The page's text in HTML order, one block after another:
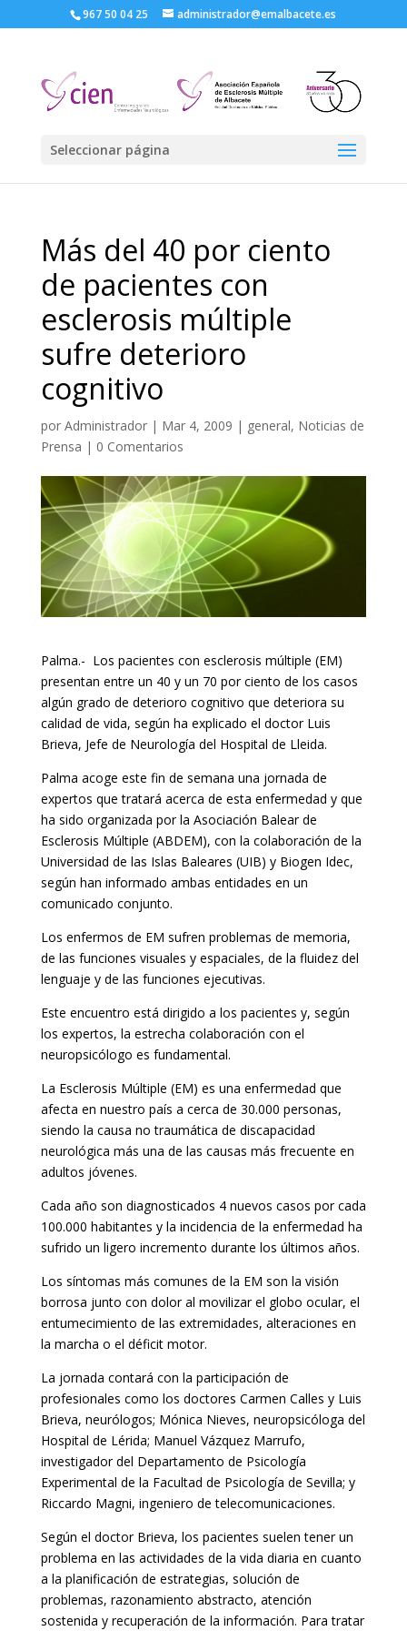
967 50 04 25 administrador@emalbacete.es
Seleccionar página
Más del 40 por ciento
de pacientes con
esclerosis múltiple
sufre deterioro
cognitivo
por Administrador| Mar 4, 2009 | general, Noticias de
Prensa | 0 Comentarios
Palma.- Los pacientes con esclerosis múltiple (EM)
presentan entre un 40 y un 70 por ciento de los casos
algún grado de deterioro cognitivo que deteriora su
calidad de vida, según ha explicado el doctor Luis
Brieva, Jefe de Neurología del Hospital de Lleida.
Palma acoge este fin de semana una jornada de
expertos que tratará acerca de esta enfermedad y que
ha sido organizada por la Asociación Balear de
Esclerosis Múltiple (ABDEM), con la colaboración de la
Universidad de las Islas Baleares (UIB) y Biogen Idec,
según han informado ambas entidades en un
comunicado conjunto.
Los enfermos de EM sufren problemas de memoria,
de las funciones visuales y espaciales, de la fluidez del
lenguaje y de las funciones ejecutivas.
Este encuentro está dirigido a los pacientes y, según
los expertos, la estrecha colaboración con el
neuropsicólogo es fundamental.
La Esclerosis Múltiple (EM) es una enfermedad que
afecta en nuestro país a cerca de 30.000 personas,
siendo la causa no traumática de discapacidad
neurológica más una de las causas más frecuente en
adultos jóvenes.
Cada año son diagnosticados 4 nuevos casos por cada
100.000 habitantes y la incidencia de la enfermedad ha
sufrido un ligero incremento durante los últimos años.
Los síntomas más comunes de la EM son la visión
borrosa junto con dolor al movilizar el globo ocular, el
entumecimiento de las extremidades, alteraciones en
la marcha o el déficit motor.
La jornada contará con la participación de
profesionales como los doctores Carmen Calles y Luis
Brieva, neurólogos; Mónica Nieves, neuropsicóloga del
Hospital de Lérida; Manuel Vázquez Marrufo,
investigador del Departamento de Psicología
Experimental de la Facultad de Psicología de Sevilla; y
Riccardo Magni, ingeniero de telecomunicaciones.
Según el doctor Brieva, los pacientes suelen tener un
problema en las actividades de la vida diaria en cuanto
a la planificación de estrategias, solución de
problemas, razonamiento abstracto, atención
sostenida y recuperación de la información. Para tratar